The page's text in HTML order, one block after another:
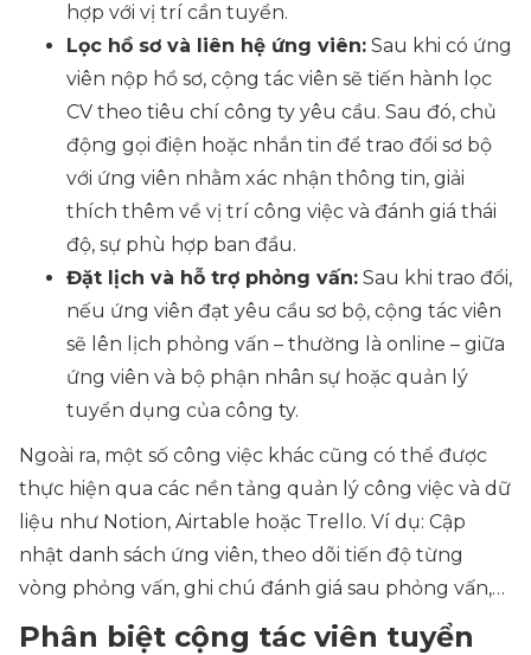
hợp với vị trí cần tuyển.
Lọc hồ sơ và liên hệ ứng viên: Sau khi có ứng
viên nộp hồ sơ, cộng tác viên sẽ tiến hành lọc
CV theo tiêu chí công ty yêu cầu. Sau đó, chủ
động gọi điện hoặc nhắn tin để trao đổi sơ bộ
với ứng viên nhằm xác nhận thông tin, giải
thích thêm về vị trí công việc và đánh giá thái
độ, sự phù hợp ban đầu.
Đặt lịch và hỗ trợ phỏng vấn: Sau khi trao đổi,
nếu ứng viên đạt yêu cầu sơ bộ, cộng tác viên
sẽ lên lịch phỏng vấn – thường là online – giữa
ứng viên và bộ phận nhân sự hoặc quản lý
tuyển dụng của công ty.
Ngoài ra, một số công việc khác cũng có thể được
thực hiện qua các nền tảng quản lý công việc và dữ
liệu như Notion, Airtable hoặc Trello. Ví dụ: Cập
nhật danh sách ứng viên, theo dõi tiến độ từng
vòng phỏng vấn, ghi chú đánh giá sau phỏng vấn,…
Phân biệt cộng tác viên tuyển